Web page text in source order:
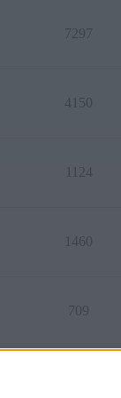
7297
4150
1124
1460
709